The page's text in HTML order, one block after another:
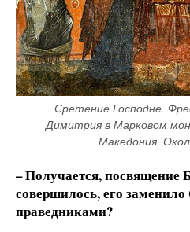
Сретение Господне.
Димитрия в Марковом
Македония.
– Получается, посвящение
совершилось, его заменило
праведниками?